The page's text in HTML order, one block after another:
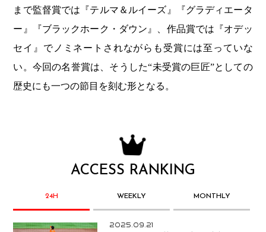
まで監督賞では『テルマ＆ルイーズ』『グラディエータ
ー』『ブラックホーク・ダウン』、作品賞では『オデッ
セイ』でノミネートされながらも受賞には至っていな
い。今回の名誉賞は、そうした“未受賞の巨匠”としての
歴史にも一つの節目を刻む形となる。
ACCESS RANKING
24H WEEKLY MONTHLY
2025.09.21